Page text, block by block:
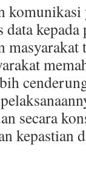
masyarakat
secara
kepastian